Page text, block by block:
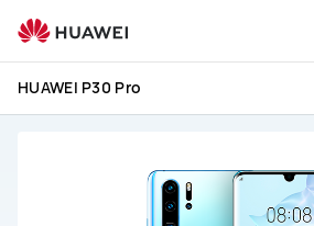
Servicio
reparación
del
HUAWEI
HUAWEI P30 Pro